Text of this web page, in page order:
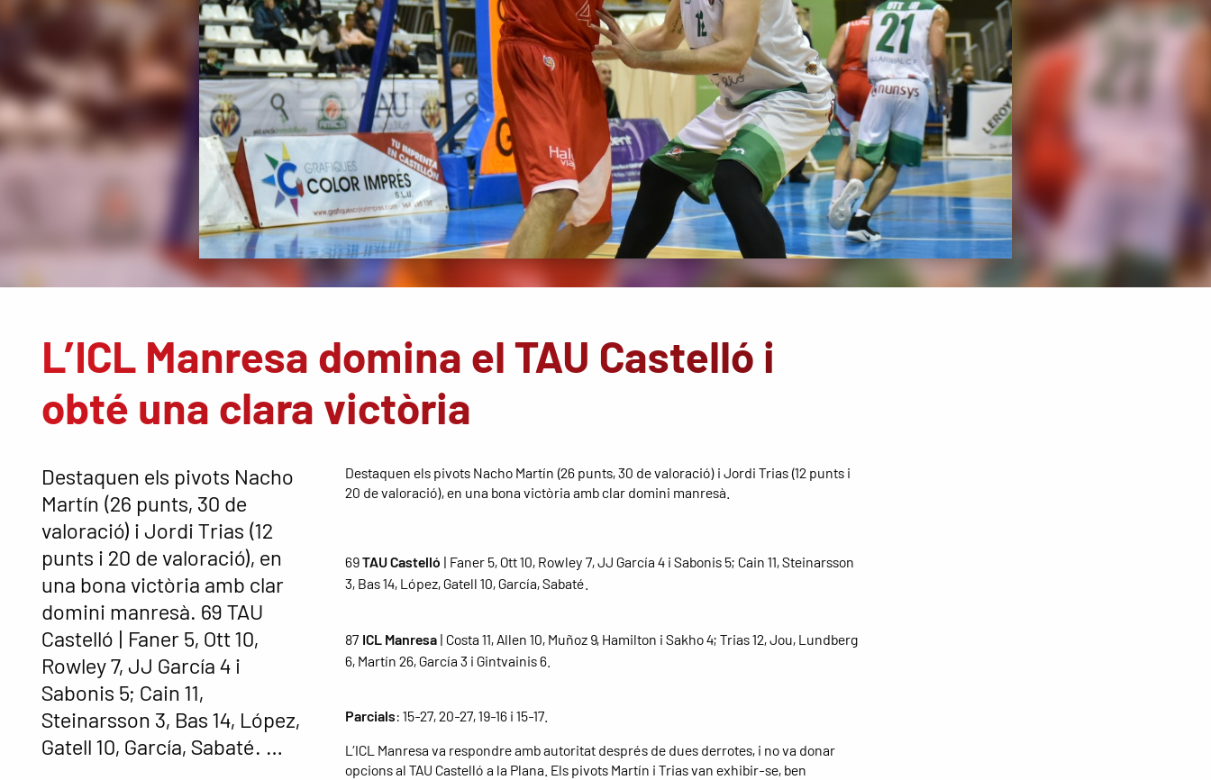
L’ICL Manresa domina el TAU Castelló i
obté una clara victòria
Destaquen els pivots Nacho
Martín (26 punts, 30 de
valoració) i Jordi Trias (12
punts i 20 de valoració), en
una bona victòria amb clar
domini manresà. 69 TAU
Castelló | Faner 5, Ott 10,
Rowley 7, JJ García 4 i
Sabonis 5; Cain 11,
Steinarsson 3, Bas 14, López,
Gatell 10, García, Sabaté. …
Destaquen els pivots Nacho Martín (26 punts, 30 de valoració) i Jordi Trias (12 punts i
20 de valoració), en una bona victòria amb clar domini manresà.
69TAU Castelló | Faner 5, Ott 10, Rowley 7, JJ García 4 i Sabonis 5; Cain 11, Steinarsson
3, Bas 14, López, Gatell 10, García, Sabaté.
87 ICL Manresa| Costa 11, Allen 10, Muñoz 9, Hamilton i Sakho 4; Trias 12, Jou, Lundberg
6, Martín 26, García 3 i Gintvainis 6.
Parcials: 15-27, 20-27, 19-16 i 15-17.
L’ICL Manresa va respondre amb autoritat després de dues derrotes, i no va donar
opcions al TAU Castelló a la Plana. Els pivots Martín i Trias van exhibir-se, ben